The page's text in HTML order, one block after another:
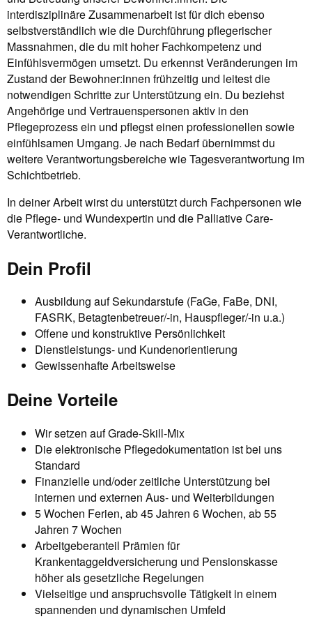
interdisziplinäre Zusammenarbeit ist für dich ebenso
selbstverständlich wie die Durchführung pflegerischer
Massnahmen, die du mit hoher Fachkompetenz und
Einfühlsvermögen umsetzt. Du erkennst Veränderungen im
Zustand der Bewohner:innen frühzeitig und leitest die
notwendigen Schritte zur Unterstützung ein. Du beziehst
Angehörige und Vertrauenspersonen aktiv in den
Pflegeprozess ein und pflegst einen professionellen sowie
einfühlsamen Umgang. Je nach Bedarf übernimmst du
weitere Verantwortungsbereiche wie Tagesverantwortung im
Schichtbetrieb.
In deiner Arbeit wirst du unterstützt durch Fachpersonen wie
die Pflege- und Wundexpertin und die Palliative Care-
Verantwortliche.
Dein Profil
Ausbildung auf Sekundarstufe (FaGe, FaBe, DNI,
FASRK, Betagtenbetreuer/-in, Hauspfleger/-in u.a.)
Offene und konstruktive Persönlichkeit
Dienstleistungs- und Kundenorientierung
Gewissenhafte Arbeitsweise
Deine Vorteile
Wir setzen auf Grade-Skill-Mix
Die elektronische Pflegedokumentation ist bei uns
Standard
Finanzielle und/oder zeitliche Unterstützung bei
internen und externen Aus- und Weiterbildungen
5 Wochen Ferien, ab 45 Jahren 6 Wochen, ab 55
Jahren 7 Wochen
Arbeitgeberanteil Prämien für
Krankentaggeldversicherung und Pensionskasse
höher als gesetzliche Regelungen
Vielseitige und anspruchsvolle Tätigkeit in einem
spannenden und dynamischen Umfeld